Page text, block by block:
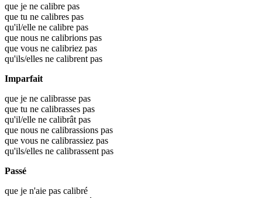
que je ne calibre pas
que tu ne calibres pas
qu'il/elle ne calibre pas
que nous ne calibrions pas
que vous ne calibriez pas
qu'ils/elles ne calibrent pas
Imparfait
que je ne calibrasse pas
que tu ne calibrasses pas
qu'il/elle ne calibrât pas
que nous ne calibrassions pas
que vous ne calibrassiez pas
qu'ils/elles ne calibrassent pas
Passé
que je n'aie pas calibré